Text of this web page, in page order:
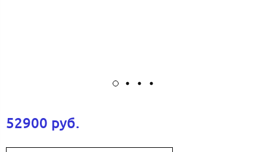
52900 руб.